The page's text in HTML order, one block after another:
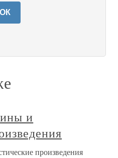
и
произведения